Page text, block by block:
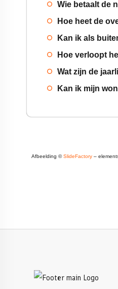
Wie betaalt de
Hoe heet de
Kan ik als
Hoe verloopt
Wat zijn de
Kan ik mijn
Afbeelding ©SlideFactory –